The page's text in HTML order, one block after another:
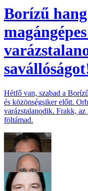
Borízű
Hétfő van, szabad a
és közönségsiker előtt.
varázstalanodik. Frakk,
föltámad.